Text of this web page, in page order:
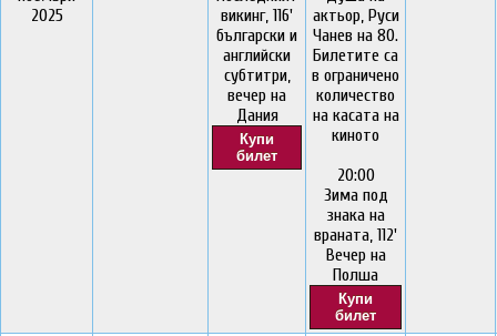
2025
викинг, 116'
български и
английски
субтитри,
вечер на
Дания
Купи
билет
актьор, Руси
Чанев на 80.
Билетите са
в ограничено
количество
на касата на
киното
20:00
Зима под
знака на
враната, 112'
Вечер на
Полша
Купи
билет